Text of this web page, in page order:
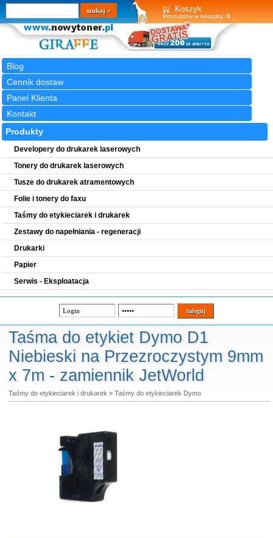
Koszyk
Produktów w koszyku: 0
Blog
Cennik dostaw
Panel Klienta
Kontakt
Wyszukiwarka
szukaj
Produkty
Developery do drukarek laserowych
Tonery do drukarek laserowych
Tusze do drukarek atramentowych
Folie i tonery do faxu
Taśmy do etykieciarek i drukarek
Zestawy do napełniania - regeneracji
Drukarki
Papier
Serwis - Eksploatacja
Taśma do etykiet Dymo D1
Niebieski na Przezroczystym 9mm
x 7m - zamiennik JetWorld
Taśmy do etykieciarek i drukarek » Taśmy do etykieciarek Dymo